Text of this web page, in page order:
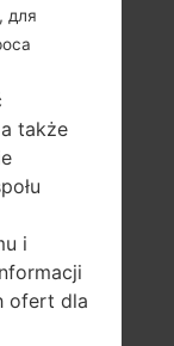
Krait 400,
801
для
także
i
ofert dla